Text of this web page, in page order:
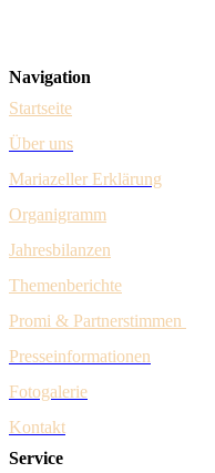
Navigation
Startseite
Über uns
Mariazeller Erklärung
Organigramm
Jahresbilanzen
Themenberichte
Promi & Partnerstimmen
Presseinformationen
Fotogalerie
Kontakt
Service